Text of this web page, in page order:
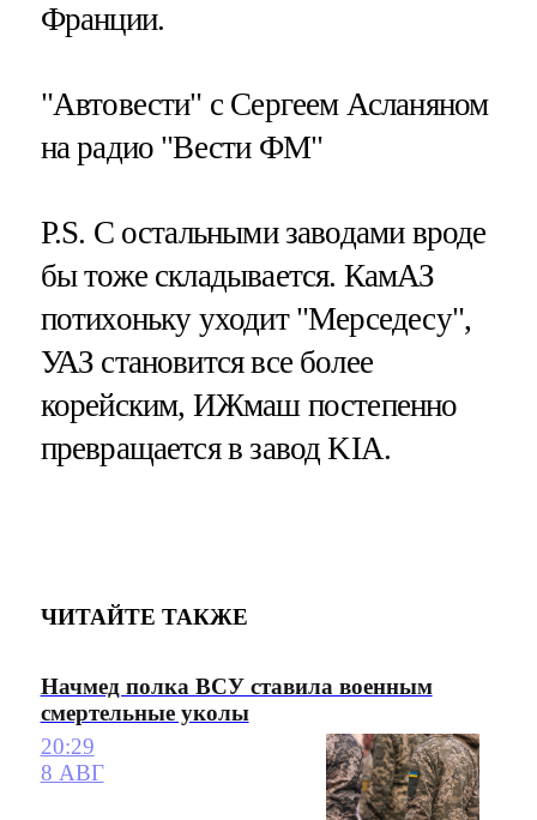
Франции.
"Автовести" с Сергеем Асланяном
на радио "Вести ФМ"
P.S. С остальными заводами вроде
бы тоже складывается. КамАЗ
потихоньку уходит "Мерседесу",
УАЗ становится все более
корейским, ИЖмаш постепенно
превращается в завод KIA.
ЧИТАЙТЕ ТАКЖЕ
Начмед полка ВСУ ставила военным
смертельные уколы
20:29
8 АВГ